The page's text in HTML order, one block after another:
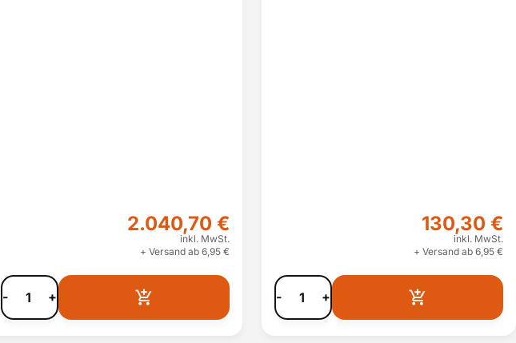
2.040,70 €
inkl. MwSt.
+ Versand ab 6,95 €
- +
130,30 €
inkl. MwSt.
+ Versand ab 6,95 €
- +